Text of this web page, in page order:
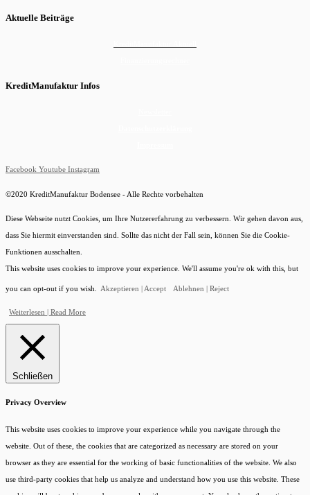
Aktuelle Beiträge
KreditManufaktur Infos
Facebook Youtube Instagram
©2020 KreditManufaktur Bodensee - Alle Rechte vorbehalten
Diese Webseite nutzt Cookies, um Ihre Nutzererfahrung zu verbessern. Wir gehen davon aus,
dass Sie hiermit einverstanden sind. Sollte das nicht der Fall sein, können Sie die Cookie-
Funktionen ausschalten.
This website uses cookies to improve your experience. We'll assume you're ok with this, but
you can opt-out if you wish. Akzeptieren | Accept Ablehnen | Reject
Weiterlesen | Read More
Schließen
Privacy Overview
This website uses cookies to improve your experience while you navigate through the
website. Out of these, the cookies that are categorized as necessary are stored on your
browser as they are essential for the working of basic functionalities of the website. We also
use third-party cookies that help us analyze and understand how you use this website. These